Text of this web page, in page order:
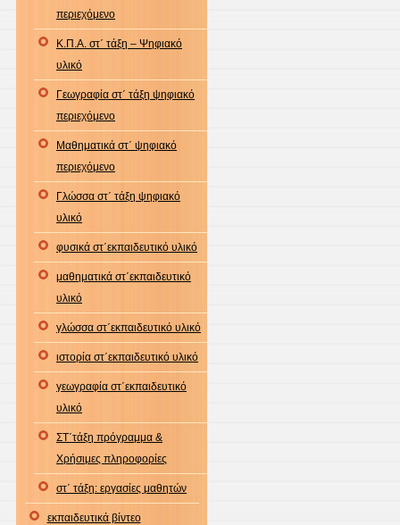
περιεχόμενο
Κ.Π.Α. στ΄ τάξη – Ψηφιακό
υλικό
Γεωγραφία στ΄ τάξη ψηφιακό
περιεχόμενο
Μαθηματικά στ΄ ψηφιακό
περιεχόμενο
Γλώσσα στ΄ τάξη ψηφιακό
υλικό
φυσικά στ΄εκπαιδευτικό υλικό
μαθηματικά στ΄εκπαιδευτικό
υλικό
γλώσσα στ΄εκπαιδευτικό υλικό
ιστορία στ΄εκπαιδευτικό υλικό
γεωγραφία στ΄εκπαιδευτικό
υλικό
ΣΤ΄τάξη πρόγραμμα &
Χρήσιμες πληροφορίες
στ΄ τάξη: εργασίες μαθητών
εκπαιδευτικά βίντεο